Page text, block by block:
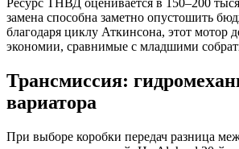
Ресурс ТНВД оценивается в 150–200
замена способна заметно опустошить
благодаря циклу Аткинсона, этот мотор
экономии, сравнимые с младшими
Трансмиссия:
вариатора
При выборе коробки передач разница